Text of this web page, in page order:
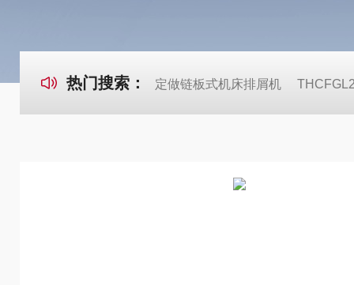
热门搜索： 定做链板式机床排屑机